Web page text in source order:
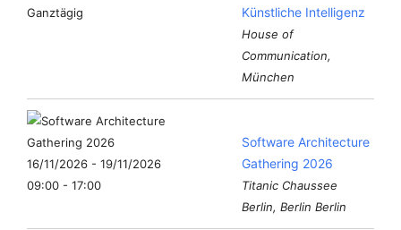
Ganztägig
Künstliche Intelligenz
House of
Communication,
München
16/11/2026 - 19/11/2026
09:00 - 17:00
Software Architecture
Gathering 2026
Titanic Chaussee
Berlin, Berlin Berlin